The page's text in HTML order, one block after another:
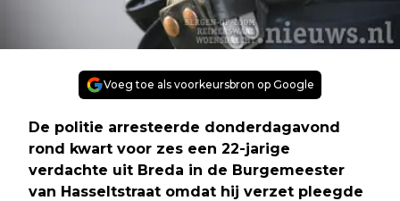
Voeg toe als voorkeursbron op Google
De politie arresteerde donderdagavond
rond kwart voor zes een 22-jarige
verdachte uit Breda in de Burgemeester
van Hasseltstraat omdat hij verzet pleegde